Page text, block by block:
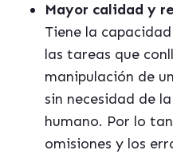
Mayor calidad y
Tiene la
las tareas que
manipulación de
sin necesidad de
humano. Por lo
omisiones y los